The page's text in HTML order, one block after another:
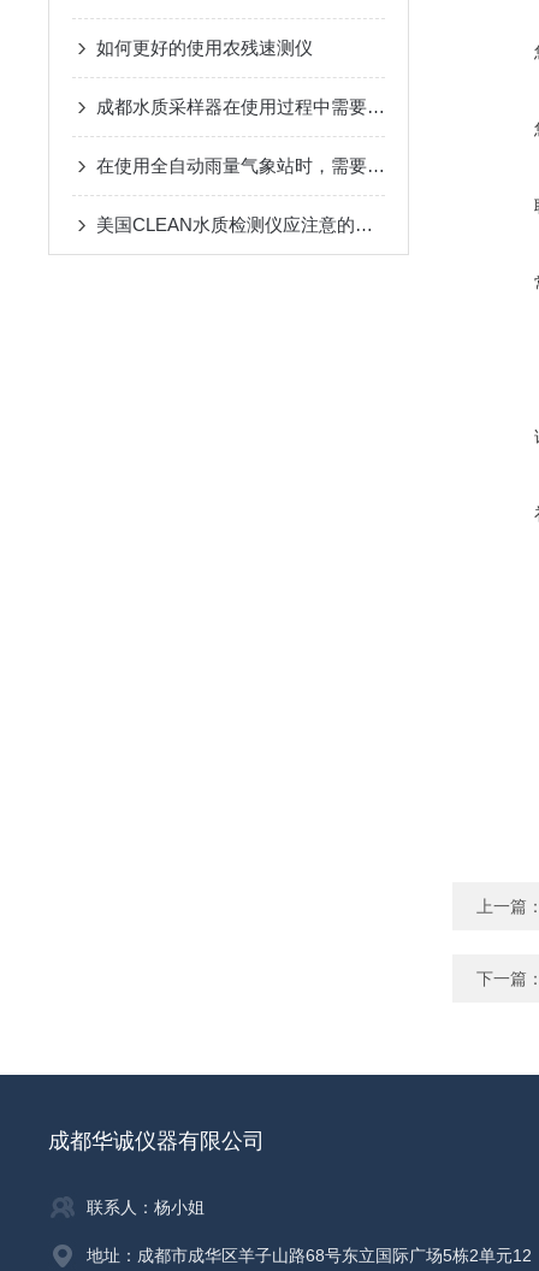
如何更好的使用农残速测仪
成都水质采样器在使用过程中需要留意以下几点
在使用全自动雨量气象站时，需要注意以下几个事项
美国CLEAN水质检测仪应注意的几个方面
上一篇
下一篇
成都华诚仪器有限公司
联系人：杨小姐
地址：成都市成华区羊子山路68号东立国际广场5栋2单元12